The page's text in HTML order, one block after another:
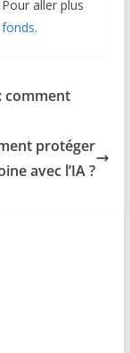
aller plus
.
comment
protéger
avec l’IA ?